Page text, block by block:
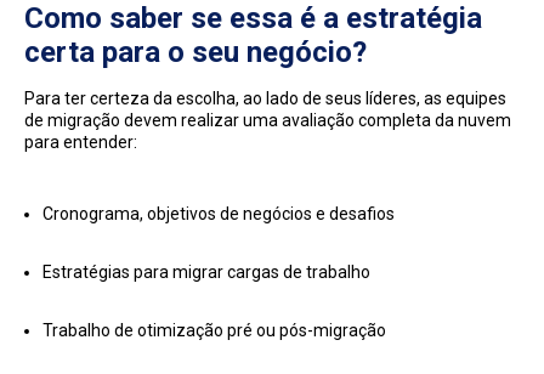
Como saber se essa é a estratégia
certa para o seu negócio?
Para ter certeza da escolha, ao lado de seus líderes, as equipes
de migração devem realizar uma avaliação completa da nuvem
para entender:
Cronograma, objetivos de negócios e desafios
Estratégias para migrar cargas de trabalho
Trabalho de otimização pré ou pós-migração